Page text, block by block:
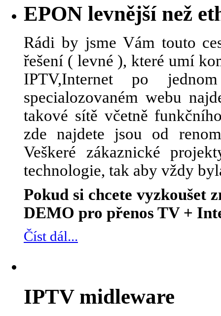
EPON levnější než
Rádi by jsme Vám touto
řešení ( levné ), které umí
IPTV,Internet po
specialozovaném webu
takové sítě včetně
zde najdete jsou od
Veškeré zákaznické
technologie, tak aby vždy
Pokud si chcete vyzkoušet
DEMO pro přenos TV +
Číst dál...
IPTV midleware